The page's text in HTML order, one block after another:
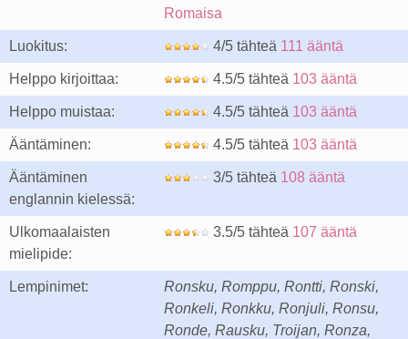
Romaisa
Luokitus: 4/5 tähteä 111 ääntä
Helppo kirjoittaa: 4.5/5 tähteä 103 ääntä
Helppo muistaa: 4.5/5 tähteä 103 ääntä
Ääntäminen: 4.5/5 tähteä 103 ääntä
Ääntäminen
englannin kielessä:
3/5 tähteä 108 ääntä
Ulkomaalaisten
mielipide:
3.5/5 tähteä 107 ääntä
Lempinimet:
Ronsku, Romppu, Rontti, Ronski,
Ronkeli, Ronkku, Ronjuli, Ronsu,
Ronde, Rausku, Troijan, Ronza,